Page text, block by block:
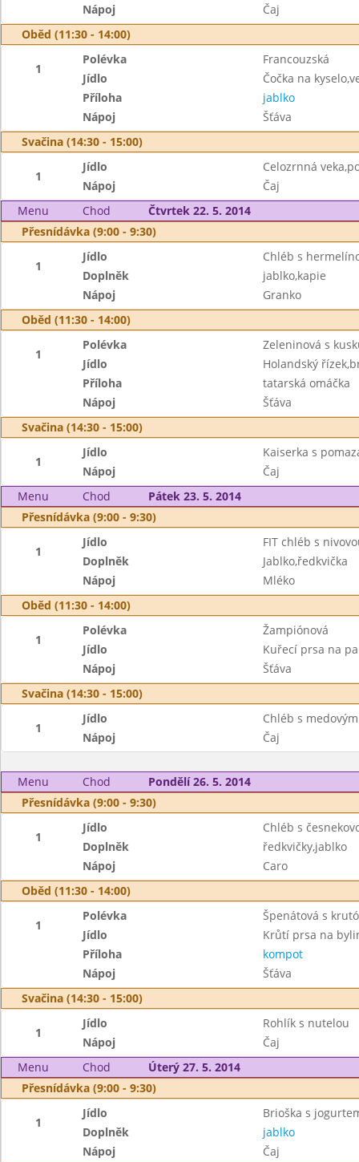
Nápoj
Čaj
Oběd (11:30 - 14:00)
1
Polévka
Francouzská
Jídlo
Čočka na
Příloha
jablko
Nápoj
Šťáva
Svačina (14:30 - 15:00)
1
Jídlo
Celozrnná
Nápoj
Čaj
Menu
Chod
Čtvrtek 22. 5. 2014
Přesnídávka (9:00 - 9:30)
1
Jídlo
Chléb s
Doplněk
jablko,kapie
Nápoj
Granko
Oběd (11:30 - 14:00)
1
Polévka
Zeleninová s
Jídlo
Holandský
Příloha
tatarská omáčka
Nápoj
Šťáva
Svačina (14:30 - 15:00)
1
Jídlo
Kaiserka s
Nápoj
Čaj
Menu
Chod
Pátek 23. 5. 2014
Přesnídávka (9:00 - 9:30)
1
Jídlo
FIT chléb s
Doplněk
Jablko,ředkvička
Nápoj
Mléko
Oběd (11:30 - 14:00)
1
Polévka
Žampiónová
Jídlo
Kuřecí prsa na
Nápoj
Šťáva
Svačina (14:30 - 15:00)
1
Jídlo
Chléb s
Nápoj
Čaj
Menu Chod
Pondělí 26. 5. 2014
Přesnídávka (9:00 - 9:30)
1
Jídlo
Chléb s
Doplněk
ředkvičky,jablko
Nápoj
Caro
Oběd (11:30 - 14:00)
1
Polévka
Špenátová s
Jídlo
Krůtí prsa na
Příloha
kompot
Nápoj
Šťáva
Svačina (14:30 - 15:00)
1
Jídlo
Rohlík s nutelou
Nápoj
Čaj
Menu
Chod
Úterý 27. 5. 2014
Přesnídávka (9:00 - 9:30)
1
Jídlo
Brioška s
Doplněk
jablko
Nápoj
Čaj